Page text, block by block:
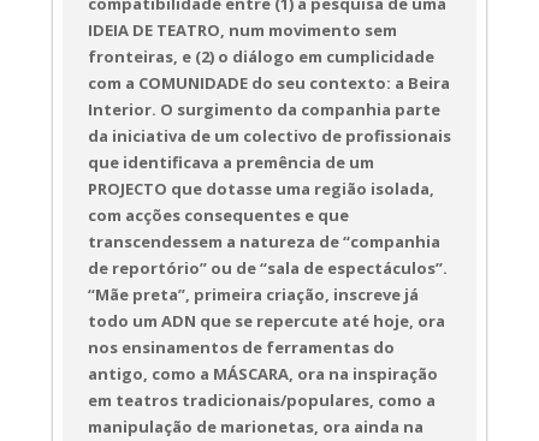
falar sobre o impacto das indústrias e da
economia no mundo, que isso comece na
própria forma como nos propomos contar
esta história.
FICHA ARTÍSTICA
Encenação e Dramaturgia: Tiago Poiares em
co-criação com António Rebelo, Joana Poejo
e Samuel Querido (fase Projecto Pedagógico
Ver-Fazer) / Interpretação: António Rebelo e
Joana Poejo / Desenho e operação de Luz:
Pedro Fino / Espaço Cénico e Figurinos: ESTE
– Estação Teatral / Design gráfico: Jorge
Portugal – Puretugal / Assistência de
Produção: Elisabete Rito / Direção de
Produção: Alexandre
IDEIA DE TEATRO, num movimento sem
fronteiras, e (2) o diálogo em cumplicidade
com a COMUNIDADE do seu contexto: a Beira
Interior. O surgimento da companhia parte
da iniciativa de um colectivo de profissionais
que identificava a premência de um
PROJECTO que dotasse uma região isolada,
com acções consequentes e que
transcendessem a natureza de “companhia
de reportório” ou de “sala de espectáculos”.
“Mãe preta”, primeira criação, inscreve já
todo um ADN que se repercute até hoje, ora
nos ensinamentos de ferramentas do
antigo, como a MÁSCARA, ora na inspiração
em teatros tradicionais/populares, como a
manipulação de marionetas, ora ainda na